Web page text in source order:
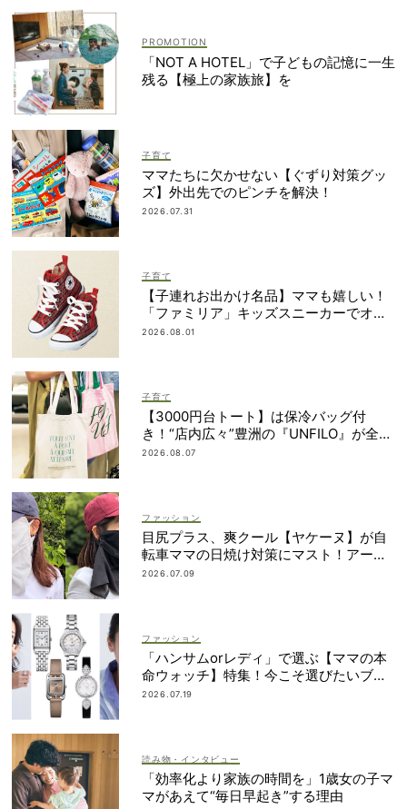
「NOT A HOTEL」で子どもの記憶に一生
残る【極上の家族旅】を
子育て
ママたちに欠かせない【ぐずり対策グッ
ズ】外出先でのピンチを解決！
2026.07.31
子育て
【子連れお出かけ名品】ママも嬉しい！
「ファミリア」キッズスニーカーでオシ
ャレの完成度アップ！
2026.08.01
子育て
【3000円台トート】は保冷バッグ付
き！“店内広々”豊洲の『UNFILO』が全マ
マのオシャレと気分をアゲてくれる
2026.08.07
ファッション
目尻プラス、爽クール【ヤケーヌ】が自
転車ママの日焼け対策にマスト！アーム
カバーの愛用者も
2026.07.09
ファッション
「ハンサムorレディ」で選ぶ【ママの本
命ウォッチ】特集！今こそ選びたいブラ
ンド19選
2026.07.19
読み物・インタビュー
「効率化より家族の時間を」1歳女の子マ
マがあえて“毎日早起き”する理由